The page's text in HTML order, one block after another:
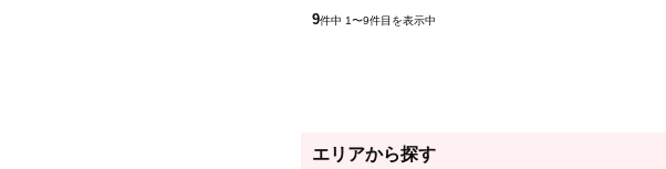
9件中 1〜9件目を表示中
エリアから探す